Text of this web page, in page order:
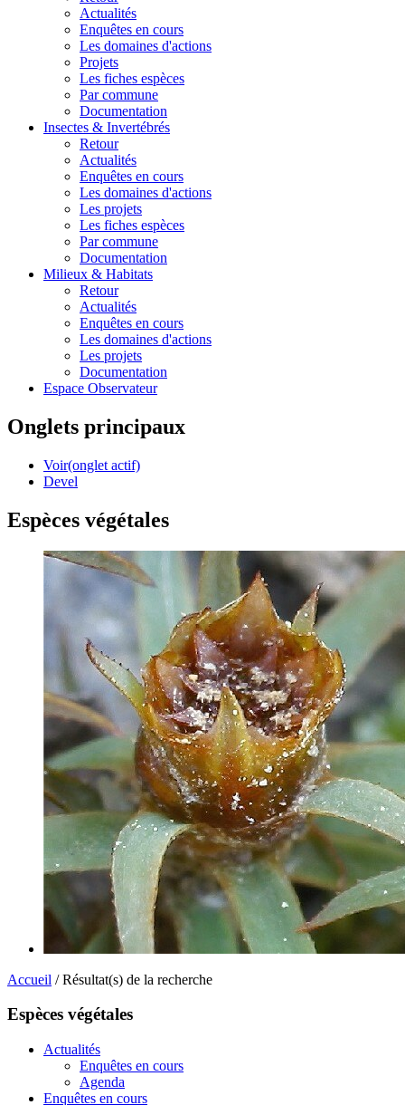
Actualités
Enquêtes en cours
Les domaines d'actions
Projets
Les fiches espèces
Par commune
Documentation
Insectes & Invertébrés
Retour
Actualités
Enquêtes en cours
Les domaines d'actions
Les projets
Les fiches espèces
Par commune
Documentation
Milieux & Habitats
Retour
Actualités
Enquêtes en cours
Les domaines d'actions
Les projets
Documentation
Espace Observateur
Onglets principaux
Voir(onglet actif)
Devel
Espèces végétales
Accueil / Résultat(s) de la recherche
Espèces végétales
Actualités
Enquêtes en cours
Agenda
Enquêtes en cours